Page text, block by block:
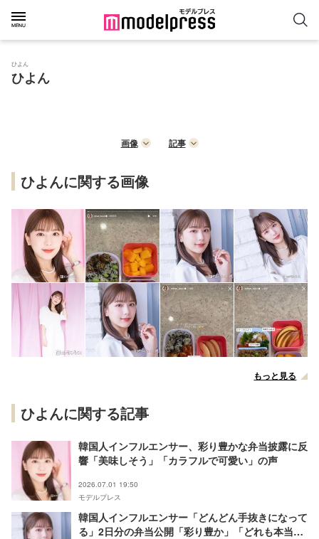
ひよん
ひよん
画像 記事
ひよんに関する画像
もっと見る
ひよんに関する記事
韓国人インフルエンサー、彩り豊かな弁当披露に反
響「美味しそう」「カラフルで可愛い」の声
2026.07.01 19:50
モデルプレス
韓国人インフルエンサー「どんどん手抜きになって
る」2日分の弁当公開「彩り豊か」「どれも本当に